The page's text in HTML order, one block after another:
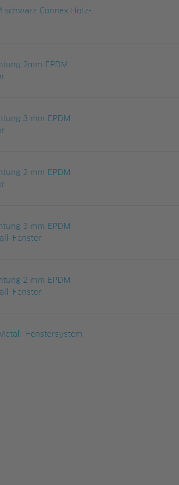
schwarz Connex Holz-
2mm EPDM
3 mm EPDM
2 mm EPDM
3 mm EPDM
Fenster
2 mm EPDM
Fenster
Fenstersystem